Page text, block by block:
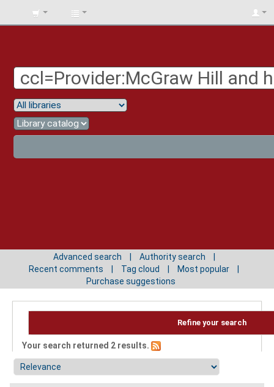
BIBLIOTECA
Advanced search
Authority search
Recent comments
Tag cloud
Most popular
Purchase suggestions
Refine your search
Your search returned 2 results.